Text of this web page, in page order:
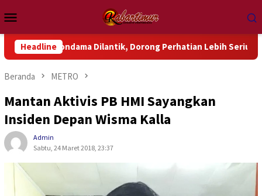
ke
kontenMobile
HeadlineDilantik, Dorong Perhatian Lebih Serius Terhadap Isu
Beranda METRO
Mantan Aktivis PB HMI Sayangkan
Insiden Depan Wisma Kalla
Admin
Sabtu, 24 Maret 2018, 23:37